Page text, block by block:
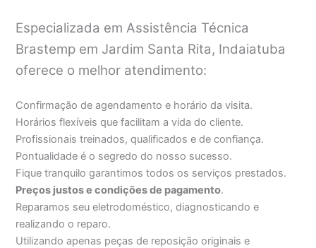
Especializada em Assistência Técnica
Brastemp em Jardim Santa Rita, Indaiatuba
oferece o melhor atendimento:
Confirmação de agendamento e horário da visita.
Horários flexíveis que facilitam a vida do cliente.
Profissionais treinados, qualificados e de confiança.
Pontualidade é o segredo do nosso sucesso.
Fique tranquilo garantimos todos os serviços prestados.
Preços justos e condições de pagamento.
Reparamos seu eletrodoméstico, diagnosticando e
realizando o reparo.
Utilizando apenas peças de reposição originais e